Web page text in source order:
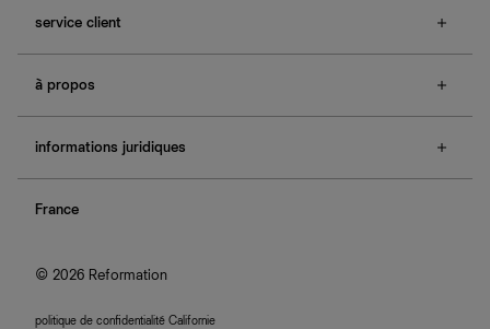
service client
contactez-nous
guide des tailles
e-cartes cadeaux
à propos
boutiques
investisseurs
nous rejoindre
informations juridiques
plan du site
France
© 2026 Reformation
politique de confidentialité Californie